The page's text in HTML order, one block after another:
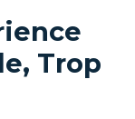
Trop